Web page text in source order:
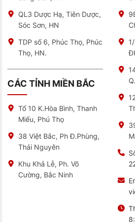
NAT là đơn vị cung cấplốp xe
đáng tin cậy với giá cả cạnh tranh.
phân phối Ô Tô Miền Bắc NAT,
về các dòng lốp xe cũng sẽ được
nhiệt tình. Ngoài ra, bạn còn được
dụng lốp đúng cách để đảm bảo
các trang thiết bị máy móc; NAT
khách hàng những trải nghiệm
Feedback của khách hàng
tại NAT Center
Anh Quân: “”Sau khi sử
tôi hoàn toàn tin tưởng và
chọn NAT lâu dài””
Chị Mai: “”Là một người khá
lựa chọn chất lượng và dịch
lòng khi sử dụng dịch vụ ở
thiệu nhiều bạn bè đến đây
tư vấn rất nhiệt tình, chân
tôi cũng được kiểm tra trước
QL3 Dược Hạ, Tiên Dược,
Sóc Sơn, HN
TDP số 6, Phúc Thọ, Phúc
Thọ, HN.
CÁC TỈNH MIỀN BẮC
Tổ 10 K.Hòa Bình, Thanh
Miếu, Phú Thọ
38 Việt Bắc, Ph Đ.Phùng,
Thái Nguyên
Khu Khả Lễ, Ph. Võ
Cường, Bắc Ninh